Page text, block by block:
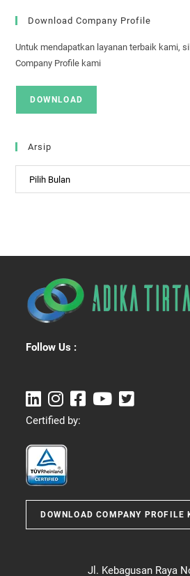
Download Company Profile
Untuk mendapatkan layanan terbaik kami,
Company Profile kami
DOWNLOAD
Arsip
Follow Us :
Certified by:
DOWNLOAD COMPANY PROFILE
Jl. Kebagusan Raya